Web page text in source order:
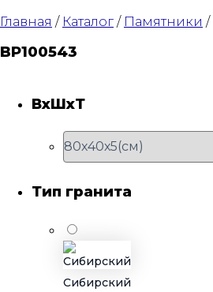
Главная / Каталог / Памятники /
BP100543
Тип гранита
Сибирский
ВхШхТ